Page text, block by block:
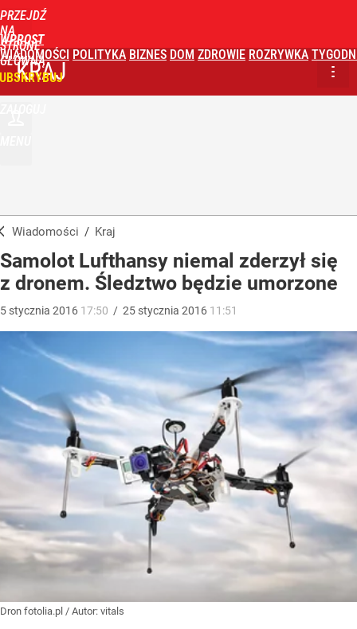
PRZEJDŹ
NA
STRONĘ
GŁÓWNĄ
WPROST
WIADOMOŚCI POLITYKA BIZNES DOM ZDROWIE ROZRYWKA
KRAJ
Wiadomości / Kraj
Samolot Lufthansy niemal zderzył się
z dronem. Śledztwo będzie umorzone
5 stycznia 2016 17:50 / 25 stycznia 2016 11:51
Dron fotolia.pl / Autor: vitals